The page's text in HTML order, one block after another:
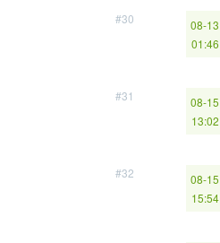
#30
08-13
01:46
#31
08-15
13:02
#32
08-15
15:54